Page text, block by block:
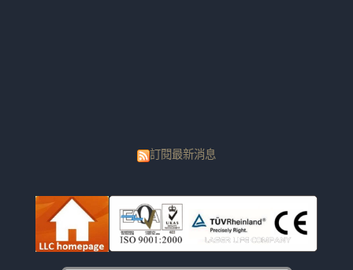
訂閱最新消息